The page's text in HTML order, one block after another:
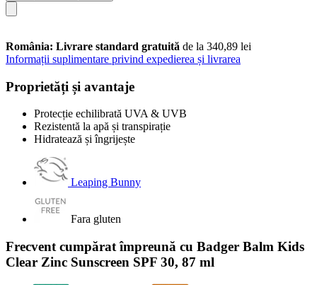
România: Livrare standard gratuită de la 340,89 lei
Informații suplimentare privind expedierea și livrarea
Proprietăți și avantaje
Protecție echilibrată UVA & UVB
Rezistentă la apă și transpirație
Hidratează și îngrijește
Leaping Bunny
Fara gluten
Frecvent cumpărat împreună cu Badger Balm Kids
Clear Zinc Sunscreen SPF 30, 87 ml